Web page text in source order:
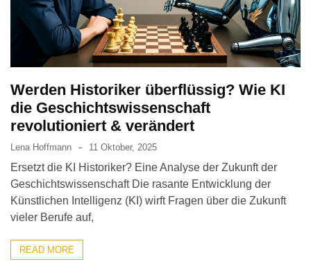
Werden Historiker überflüssig? Wie KI
die Geschichtswissenschaft
revolutioniert & verändert
Lena Hoffmann 11 Oktober, 2025
Ersetzt die KI Historiker? Eine Analyse der Zukunft der
Geschichtswissenschaft Die rasante Entwicklung der
Künstlichen Intelligenz (KI) wirft Fragen über die Zukunft
vieler Berufe auf,
READ MORE